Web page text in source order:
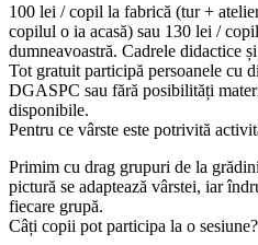
100 lei / copil la fabrică (tur +
copilul o ia acasă) sau 130 lei /
dumneavoastră. Cadrele didactice
Tot gratuit participă persoanele cu
DGASPC sau fără posibilități
disponibile.
Pentru ce vârste este potrivită
Primim cu drag grupuri de la
pictură se adaptează vârstei, iar
fiecare grupă.
Câți copii pot participa la o sesiune?